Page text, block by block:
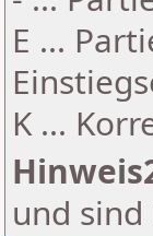
E ...
K ...
und